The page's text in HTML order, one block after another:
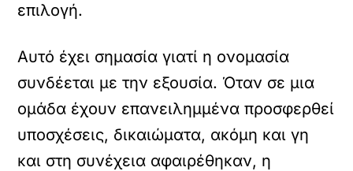
επιλογή.
Αυτό έχει σημασία γιατί η ονομασία
συνδέεται με την εξουσία. Όταν σε μια
ομάδα έχουν επανειλημμένα προσφερθεί
υποσχέσεις, δικαιώματα, ακόμη και γη
και στη συνέχεια αφαιρέθηκαν, η